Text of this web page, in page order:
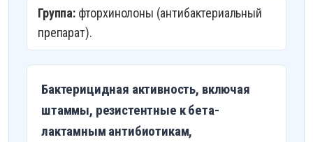
Группа:фторхинолоны (антибактериальный
препарат).
Бактерицидная активность, включая
штаммы, резистентные к бета-
лактамным антибиотикам,